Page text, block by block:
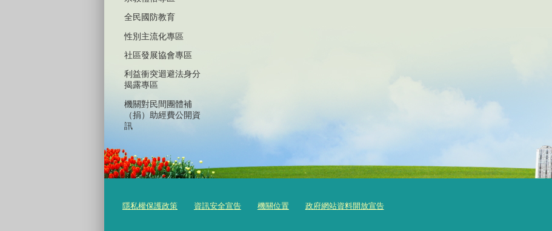
全民國防教育
性別主流化專區
社區發展協會專區
利益衝突迴避法身分
揭露專區
機關對民間團體補
（捐）助經費公開資
訊
隱私權保護政策 資訊安全宣告 機關位置 政府網站資料開放宣告